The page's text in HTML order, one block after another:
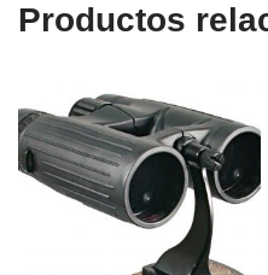
Productos